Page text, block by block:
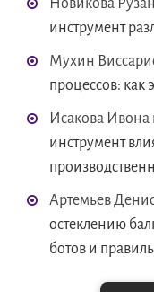
Новикова
инструмент
Мухин
процессов: как
Исакова Ивона
инструмент
Артемьев
остеклению
ботов и